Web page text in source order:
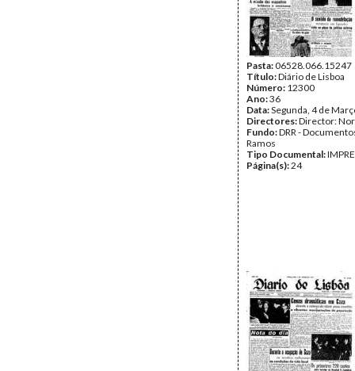
Pasta:06528.066.15247
Título:Diário de Lisboa
Número: 12300
Ano:36
Data:Segunda, 4 de
Directores:Director:
Fundo:DRR -
Ramos
Tipo Documental:
Página(s):24